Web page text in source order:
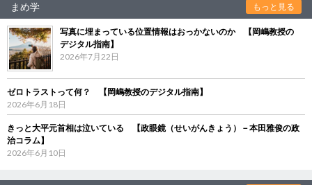
まめ学 もっと見る
写真に埋まっている位置情報はおっかないのか 【岡嶋教授の
デジタル指南】
2026年7月22日
ゼロトラストって何？ 【岡嶋教授のデジタル指南】
2026年6月18日
きっと大平元首相は泣いている 【政眼鏡（せいがんきょう）－本田雅俊の政
治コラム】
2026年6月10日